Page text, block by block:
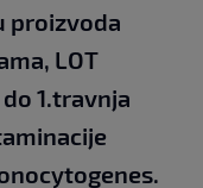
proizvoda
LOT
1.travnja